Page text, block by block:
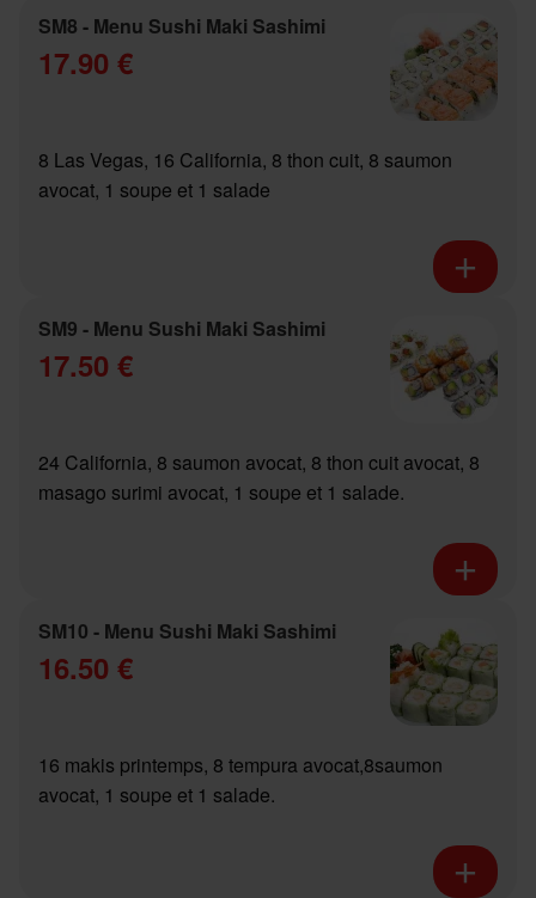
SM8 - Menu Sushi Maki Sashimi
17.90 €
8 Las Vegas, 16 California, 8 thon cuit, 8 saumon
avocat, 1 soupe et 1 salade
SM9 - Menu Sushi Maki Sashimi
17.50 €
24 California, 8 saumon avocat, 8 thon cuit avocat, 8
masago surimi avocat, 1 soupe et 1 salade.
SM10 - Menu Sushi Maki Sashimi
16.50 €
16 makis printemps, 8 tempura avocat,8saumon
avocat, 1 soupe et 1 salade.